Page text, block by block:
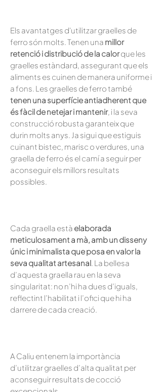
Els avantatges d'utilitzar graelles de
ferro són molts. Tenen una millor
retenció i distribució de la calorque les
graelles estàndard, assegurant que els
aliments es cuinen de manera uniforme i
a fons. Les graelles de ferro també
tenen una superfície antiadherent que
és fàcil de netejar i mantenir, i la seva
construcció robusta garanteix que
durin molts anys. Ja sigui que estiguis
cuinant bistec, marisc o verdures, una
graella de ferro és el camí a seguir per
aconseguir els millors resultats
possibles.
Cada graella està elaborada
meticulosament a mà, amb un disseny
únic i minimalista que posa en valor la
seva qualitat artesanal. La bellesa
d’aquesta graella rau en la seva
singularitat: no n’hi ha dues d’iguals,
reflectint l’habilitat i l’ofici que hi ha
darrere de cada creació.
A Caliu entenem la importància
d’utilitzar graelles d’alta qualitat per
aconseguir resultats de cocció